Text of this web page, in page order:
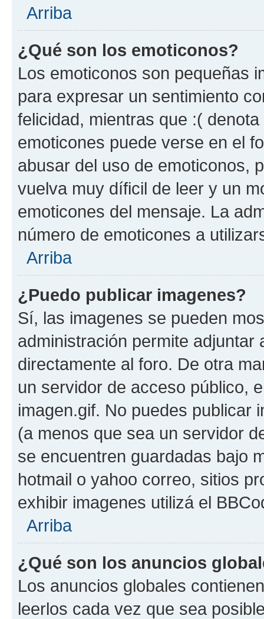
Arriba
¿Qué son los emoticonos?
Los emoticonos son pequeñas
para expresar un sentimiento
felicidad, mientras que :(
emoticones puede verse en el
abusar del uso de emoticonos,
vuelva muy díficil de leer y un
emoticones del mensaje. La
número de emoticones a
Arriba
¿Puedo publicar imagenes?
Sí, las imagenes se pueden
administración permite
directamente al foro. De otra
un servidor de acceso público,
imagen.gif. No puedes publicar
(a menos que sea un servidor
se encuentren guardadas bajo
hotmail o yahoo correo, sitios
exhibir imagenes utilizá el
Arriba
¿Qué son los anuncios
Los anuncios globales
leerlos cada vez que sea